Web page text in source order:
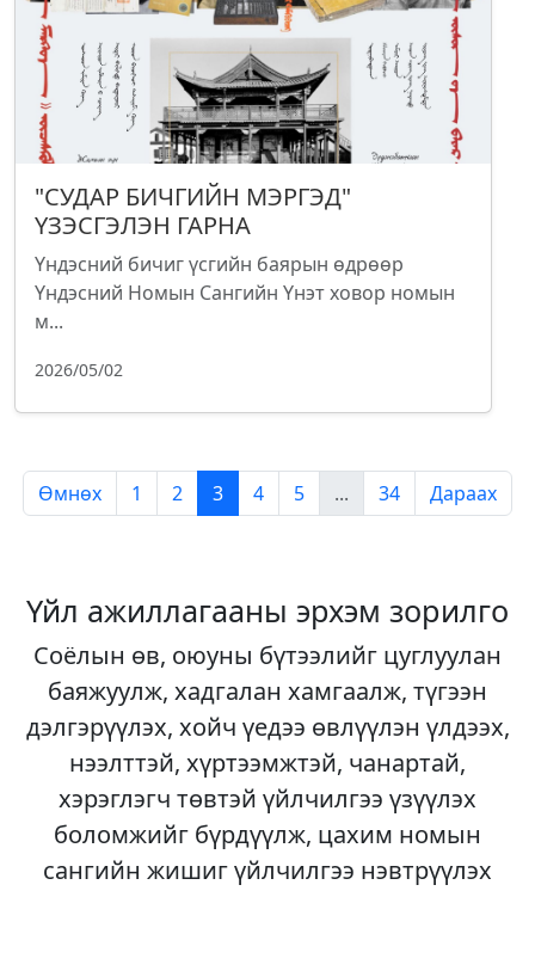
"СУДАР БИЧГИЙН МЭРГЭД"
ҮЗЭСГЭЛЭН ГАРНА
Үндэсний бичиг үсгийн баярын өдрөөр
Үндэсний Номын Сангийн Үнэт ховор номын
м...
2026/05/02
Өмнөх 1 2 3 4 5 ... 34 Дараах
Үйл ажиллагааны эрхэм зорилго
Соёлын өв, оюуны бүтээлийг цуглуулан
баяжуулж, хадгалан хамгаалж, түгээн
дэлгэрүүлэх, хойч үедээ өвлүүлэн үлдээх,
нээлттэй, хүртээмжтэй, чанартай,
хэрэглэгч төвтэй үйлчилгээ үзүүлэх
боломжийг бүрдүүлж, цахим номын
сангийн жишиг үйлчилгээ нэвтрүүлэх